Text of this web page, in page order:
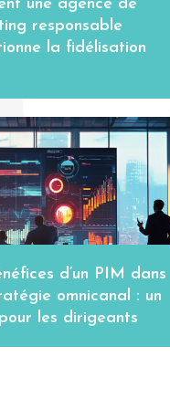
une agence de
responsable
la fidélisation
d’un PIM dans
omnicanal : un
les dirigeants